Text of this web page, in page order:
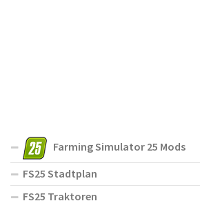
Farming Simulator 25 Mods
FS25 Stadtplan
FS25 Traktoren